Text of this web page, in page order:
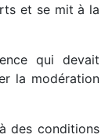
et se mit à la
qui devait
la modération
des conditions